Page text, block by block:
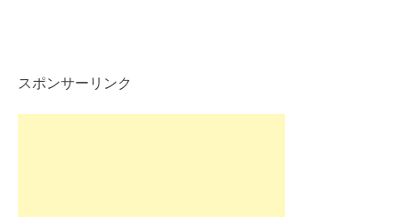
スポンサーリンク